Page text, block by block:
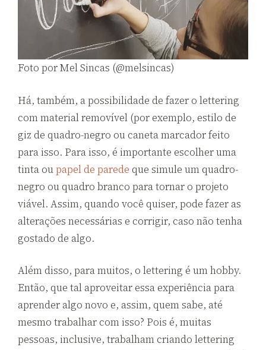
Foto por Mel Sincas (@melsincas)
Há, também, a possibilidade de fazer o lettering
com material removível (por exemplo, estilo de
giz de quadro-negro ou caneta marcador feito
para isso. Para isso, é importante escolher uma
tinta oupapel de parede que simule um quadro-
negro ou quadro branco para tornar o projeto
viável. Assim, quando você quiser, pode fazer as
alterações necessárias e corrigir, caso não tenha
gostado de algo.
Além disso, para muitos, o lettering é um hobby.
Então, que tal aproveitar essa experiência para
aprender algo novo e, assim, quem sabe, até
mesmo trabalhar com isso? Pois é, muitas
pessoas, inclusive, trabalham criando lettering